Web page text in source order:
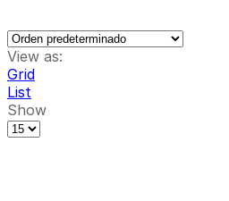
View as:
Grid
List
Show